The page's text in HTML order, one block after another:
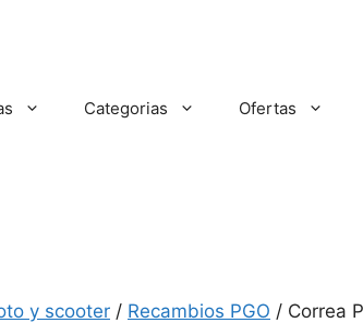
Categorias Ofertas
y scooter / Recambios PGO / Correa